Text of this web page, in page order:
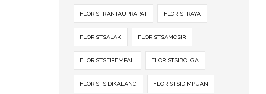
FLORISTRANTAUPRAPAT FLORISTRAYA
FLORISTSALAK FLORISTSAMOSIR
FLORISTSEIREMPAH FLORISTSIBOLGA
FLORISTSIDIKALANG FLORISTSIDIMPUAN